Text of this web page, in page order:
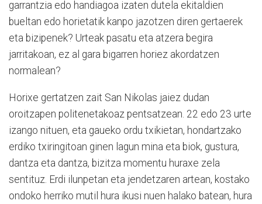
garrantzia edo handiagoa izaten dutela ekitaldien
bueltan edo horietatik kanpo jazotzen diren gertaerek
eta bizipenek? Urteak pasatu eta atzera begira
jarritakoan, ez al gara bigarren horiez akordatzen
normalean?
Horixe gertatzen zait San Nikolas jaiez dudan
oroitzapen politenetakoaz pentsatzean. 22 edo 23 urte
izango nituen, eta gaueko ordu txikietan, hondartzako
erdiko txiringitoan ginen lagun mina eta biok, gustura,
dantza eta dantza, bizitza momentu huraxe zela
sentituz. Erdi ilunpetan eta jendetzaren artean, kostako
ondoko herriko mutil hura ikusi nuen halako batean, hura